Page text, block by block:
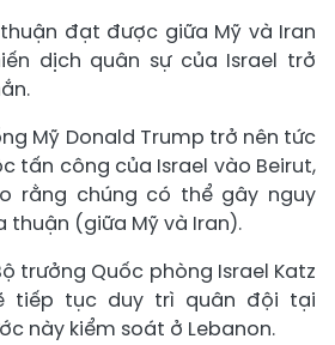
đạt được giữa Mỹ và Iran
dịch quân sự của Israel trở
Mỹ Donald Trump trở nên tức
tấn công của Israel vào Beirut,
rằng chúng có thể gây nguy
(giữa Mỹ và Iran).
trưởng Quốc phòng Israel Katz
tiếp tục duy trì quân đội tại
này kiểm soát ở Lebanon.